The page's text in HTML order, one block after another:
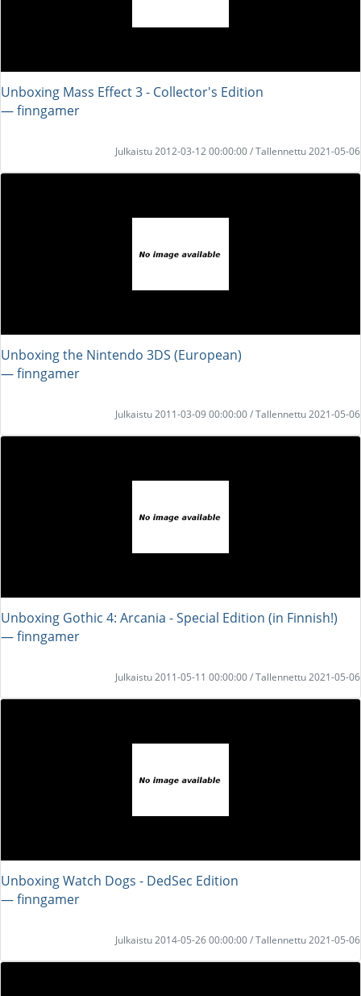
Unboxing Mass Effect 3 - Collector's Edition
― finngamer
Julkaistu 2012-03-12 00:00:00 / Tallennettu 2021-05-06
Unboxing the Nintendo 3DS (European)
― finngamer
Julkaistu 2011-03-09 00:00:00 / Tallennettu 2021-05-06
Unboxing Gothic 4: Arcania - Special Edition (in Finnish!)
― finngamer
Julkaistu 2011-05-11 00:00:00 / Tallennettu 2021-05-06
Unboxing Watch Dogs - DedSec Edition
― finngamer
Julkaistu 2014-05-26 00:00:00 / Tallennettu 2021-05-06